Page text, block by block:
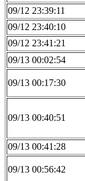
09/12 23:39:11
09/12 23:40:10
09/12 23:41:21
09/13 00:02:54
09/13 00:17:30
09/13 00:40:51
09/13 00:41:28
09/13 00:56:42